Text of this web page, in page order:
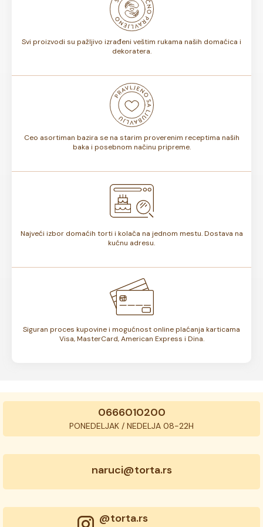
bojama na dečjoj torti ili osmisliti ceo slatki sto u istoj
Svi proizvodi su pažljivo izrađeni veštim rukama naših domaćica i
dekoratera.
Ceo asortiman bazira se na starim proverenim receptima naših
baka i posebnom načinu pripreme.
Najveći izbor domaćih torti i kolača na jednom mestu. Dostava na
kućnu adresu.
Siguran proces kupovine i mogućnost online plaćanja karticama
Visa, MasterCard, American Express i Dina.
0666010200
PONEDELJAK / NEDELJA 08-22H
naruci@torta.rs
@torta.rs